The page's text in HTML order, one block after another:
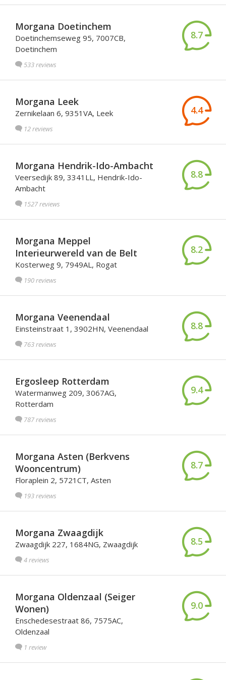
Morgana Doetinchem
Doetinchemseweg 95, 7007CB,
Doetinchem
533 reviews
8.7
Morgana Leek
Zernikelaan 6, 9351VA, Leek
12 reviews
4.4
Morgana Hendrik-Ido-Ambacht
Veersedijk 89, 3341LL, Hendrik-Ido-
Ambacht
1527 reviews
8.8
Morgana Meppel
Interieurwereld van de Belt
Kosterweg 9, 7949AL, Rogat
190 reviews
8.2
Morgana Veenendaal
Einsteinstraat 1, 3902HN, Veenendaal
763 reviews
8.8
Ergosleep Rotterdam
Watermanweg 209, 3067AG,
Rotterdam
787 reviews
9.4
Morgana Asten (Berkvens
Wooncentrum)
Floraplein 2, 5721CT, Asten
193 reviews
8.7
Morgana Zwaagdijk
Zwaagdijk 227, 1684NG, Zwaagdijk
4 reviews
8.5
Morgana Oldenzaal (Seiger
Wonen)
Enschedesestraat 86, 7575AC,
Oldenzaal
1 review
9.0